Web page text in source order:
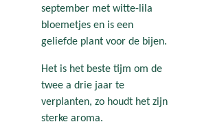
september met witte-lila
bloemetjes en is een
geliefde plant voor de bijen.
Het is het beste tijm om de
twee a drie jaar te
verplanten, zo houdt het zijn
sterke aroma.